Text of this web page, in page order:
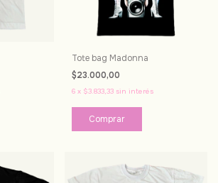
Tote bag Madonna
$23.000,00
6 x $3.833,33 sin interés